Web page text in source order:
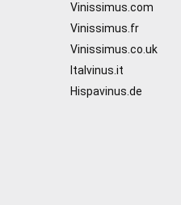
Vinissimus.com
Vinissimus.fr
Vinissimus.co.uk
Italvinus.it
Hispavinus.de